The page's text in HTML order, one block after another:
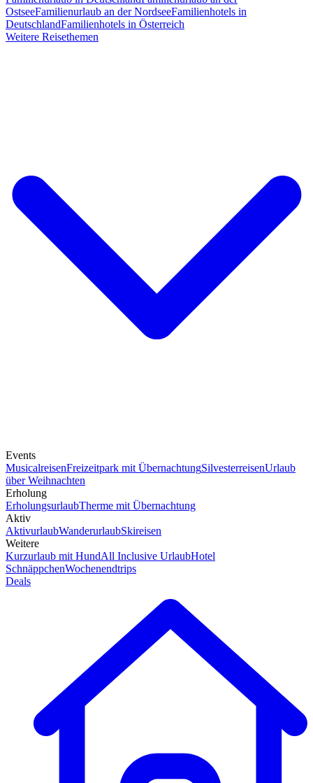
OstseeFamilienurlaub an der NordseeFamilienhotels in
DeutschlandFamilienhotels in Österreich
Weitere Reisethemen
Events
MusicalreisenFreizeitpark mit ÜbernachtungSilvesterreisenUrlaub
über Weihnachten
Erholung
ErholungsurlaubTherme mit Übernachtung
Aktiv
AktivurlaubWanderurlaubSkireisen
Weitere
Kurzurlaub mit HundAll Inclusive UrlaubHotel
SchnäppchenWochenendtrips
Deals